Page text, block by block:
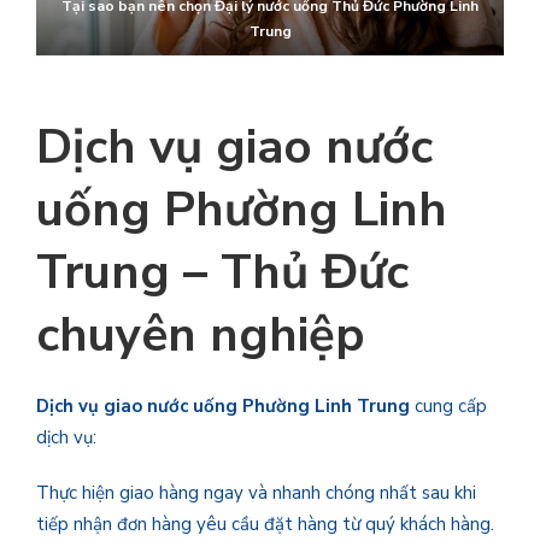
Tại sao bạn nên chọnĐại lý nước uống Thủ ĐứcPhường Linh
Trung
Dịch vụ giao nước
uống Phường Linh
Trung – Thủ Đức
chuyên nghiệp
Dịch vụ giao nước uống Phường Linh Trung cung cấp
dịch vụ:
Thực hiện giao hàng ngay và nhanh chóng nhất sau khi
tiếp nhận đơn hàng yêu cầu đặt hàng từ quý khách hàng.